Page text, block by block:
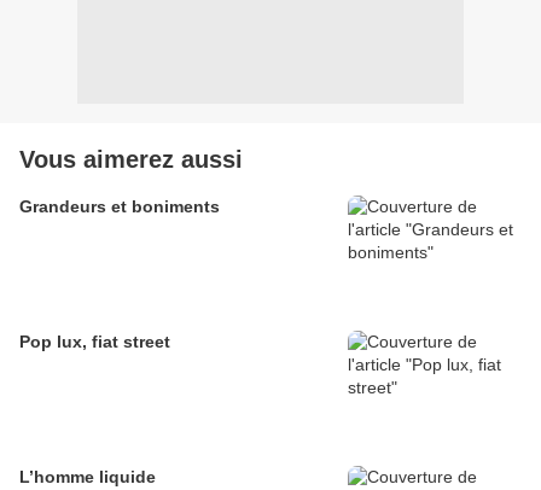
Vous aimerez aussi
Grandeurs et boniments
Pop lux, fiat street
L’homme liquide